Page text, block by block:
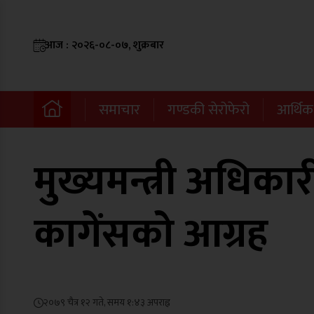
आज : २०२६-०८-०७, शुक्रबार
समाचार गण्डकी सेरोफेरो आर्थिक
मुख्यमन्त्री
कागेंसको आग्रह
२०७९ चैत्र १२ गते, समय १:४३ अपराह्न